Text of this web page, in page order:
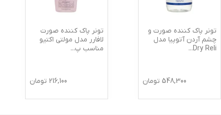
تونر پاک کننده صورت و
چشم آردن آتوپیا مدل
Dry Reli
...
548,300 تومان
تونر پاک کننده صورت
لافارر مدل مولتی اکتیو
مناسب پ...
216,100 تومان